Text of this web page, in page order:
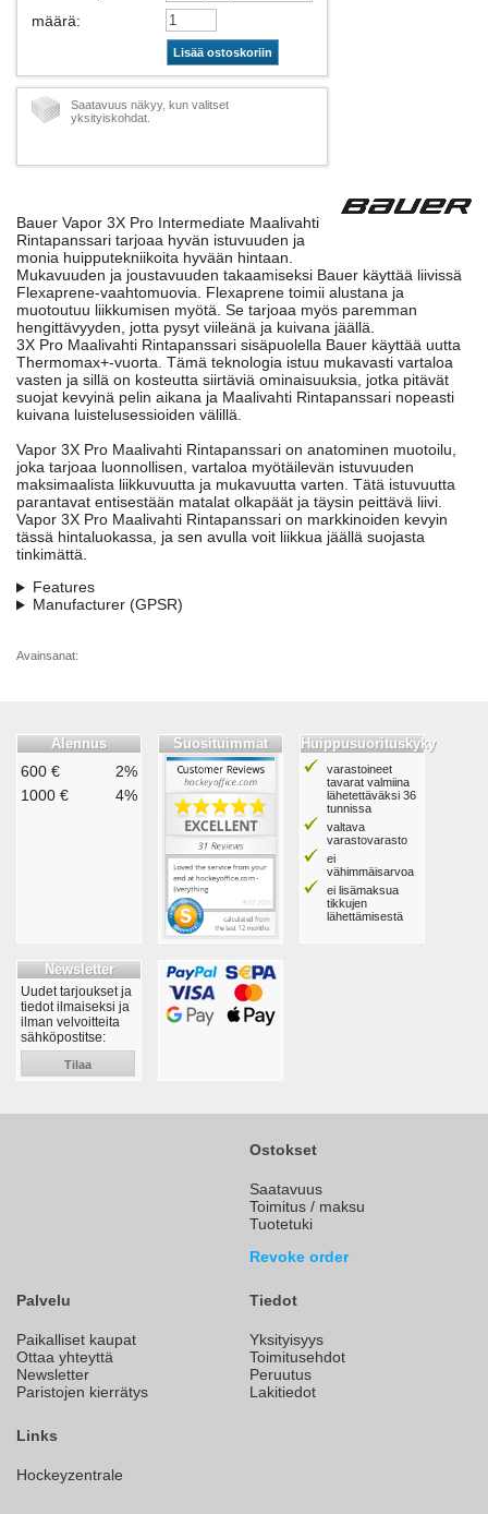
määrä:
Lisää ostoskoriin
Saatavuus näkyy, kun valitset
yksityiskohdat.
Bauer Vapor 3X Pro Intermediate Maalivahti
Rintapanssari tarjoaa hyvän istuvuuden ja
monia huipputekniikoita hyvään hintaan.
Mukavuuden ja joustavuuden takaamiseksi Bauer käyttää liivissä
Flexaprene-vaahtomuovia. Flexaprene toimii alustana ja
muotoutuu liikkumisen myötä. Se tarjoaa myös paremman
hengittävyyden, jotta pysyt viileänä ja kuivana jäällä.
3X Pro Maalivahti Rintapanssari sisäpuolella Bauer käyttää uutta
Thermomax+-vuorta. Tämä teknologia istuu mukavasti vartaloa
vasten ja sillä on kosteutta siirtäviä ominaisuuksia, jotka pitävät
suojat kevyinä pelin aikana ja Maalivahti Rintapanssari nopeasti
kuivana luistelusessioiden välillä.
Vapor 3X Pro Maalivahti Rintapanssari on anatominen muotoilu,
joka tarjoaa luonnollisen, vartaloa myötäilevän istuvuuden
maksimaalista liikkuvuutta ja mukavuutta varten. Tätä istuvuutta
parantavat entisestään matalat olkapäät ja täysin peittävä liivi.
Vapor 3X Pro Maalivahti Rintapanssari on markkinoiden kevyin
tässä hintaluokassa, ja sen avulla voit liikkua jäällä suojasta
tinkimättä.
Features
Manufacturer (GPSR)
Avainsanat:
Alennus
600 €
2%
1000 €
4%
Suosituimmat Huippusuorituskyky
varastoineet
tavarat valmiina
lähetettäväksi 36
tunnissa
valtava
varastovarasto
ei
vähimmäisarvoa
ei lisämaksua
tikkujen
lähettämisestä
Newsletter
Uudet tarjoukset ja
tiedot ilmaiseksi ja
ilman velvoitteita
sähköpostitse:
Tilaa
Ostokset
Saatavuus
Toimitus / maksu
Tuotetuki
Revoke order
Palvelu
Paikalliset kaupat
Ottaa yhteyttä
Newsletter
Paristojen kierrätys
Tiedot
Yksityisyys
Toimitusehdot
Peruutus
Lakitiedot
Links
Hockeyzentrale